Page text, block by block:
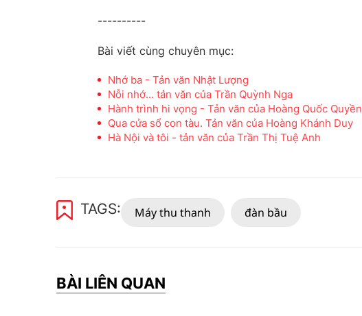
----------
Bài viết cùng chuyên mục:
Nhớ ba - Tản văn Nhật Lượng
Nỗi nhớ... tản văn của Trần Quỳnh Nga
Hành trình hi vọng - Tản văn của Hoàng Quốc Quyền
Qua cửa sổ con tàu. Tản văn của Hoàng Khánh Duy
Hà Nội và tôi - tản văn của Trần Thị Tuệ Anh
TAGS: Máy thu thanh đàn bầu
BÀI LIÊN QUAN